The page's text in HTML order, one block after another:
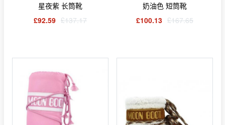
星夜紫 长筒靴
£92.59 £137.17
奶油色 短筒靴
£100.13 £167.65